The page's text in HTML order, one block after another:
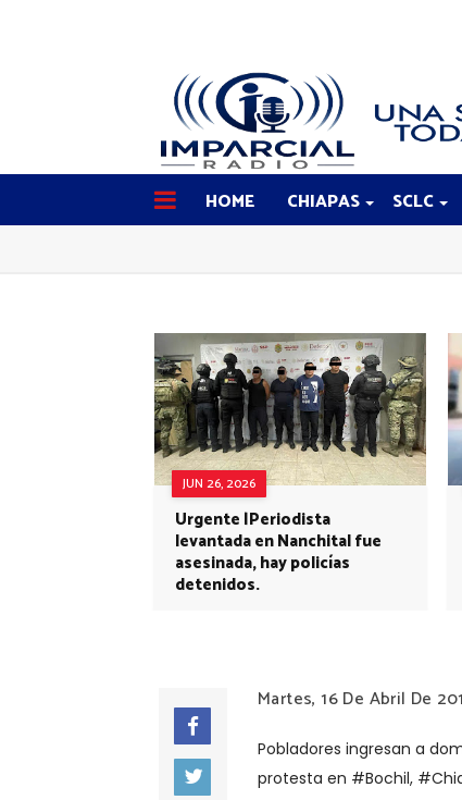
HOME CHIAPAS SCLC
JUN 26, 2026
Urgente |Periodista
levantada en Nanchital fue
asesinada, hay policías
detenidos.
Martes, 16 De Abril De
Pobladores ingresan a
protesta en #Bochil,